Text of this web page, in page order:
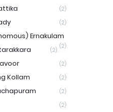
(2)
(2)
Ernakulam
(2)
(2)
(2)
Kollam (2)
(2)
(2)